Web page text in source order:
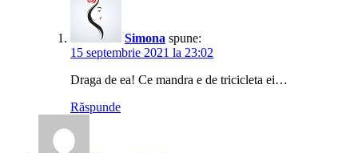
Simona spune:
15 septembrie 2021 la 23:02
Draga de ea! Ce mandra e de tricicleta ei…
Răspunde